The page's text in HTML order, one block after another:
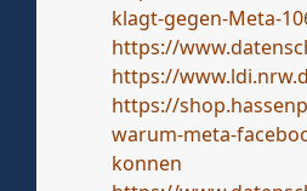
klagt-gegen-Meta-
https://
https://
https://
warum-meta-
konnen